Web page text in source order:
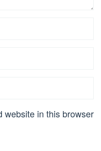
website in this browser